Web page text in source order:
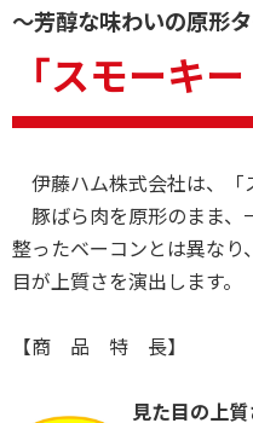
～芳醇な味わいの原形
「スモーキ
伊藤ハム株式会社は、「
豚ばら肉を原形のまま、
整ったベーコンとは異な
目が上質さを演出します。
【商 品 特 長】
見た目の上